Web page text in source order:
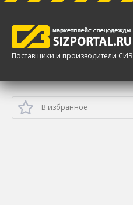
Поставщики и производители СИЗ
В избранное